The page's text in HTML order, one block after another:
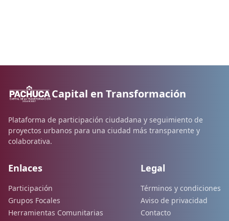
Capital en Transformación
Plataforma de participación ciudadana y seguimiento de
proyectos urbanos para una ciudad más transparente y
colaborativa.
Enlaces
Participación
Grupos Focales
Herramientas Comunitarias
Legal
Términos y condiciones
Aviso de privacidad
Contacto